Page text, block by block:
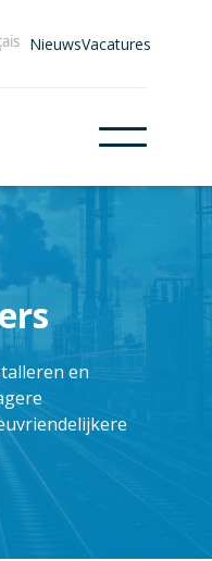
NieuwsVacatures
en